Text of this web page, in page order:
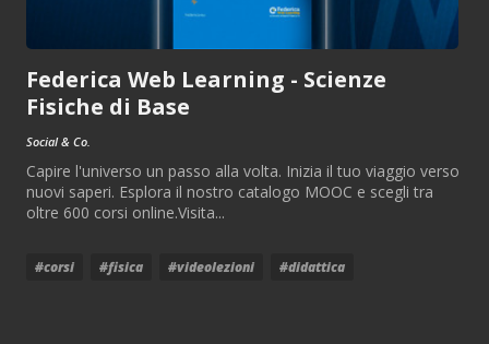
Federica Web Learning - Scienze
Fisiche di Base
Social & Co.
Capire l'universo un passo alla volta. Inizia il tuo viaggio verso
nuovi saperi. Esplora il nostro catalogo MOOC e scegli tra
oltre 600 corsi online.Visita...
#corsi #fisica #videolezioni #didattica